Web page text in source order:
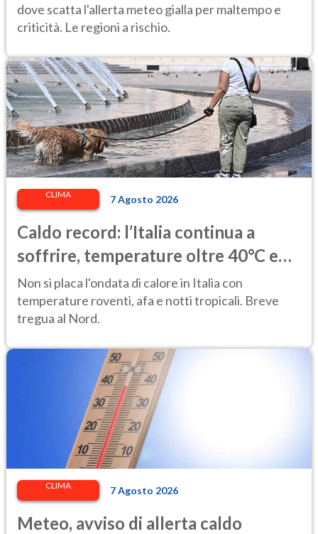
dove scatta l'allerta meteo gialla per maltempo e
criticità. Le regioni a rischio.
CLIMA 7 Agosto 2026
Caldo record: l’Italia continua a
soffrire, temperature oltre 40°C e
afa per altri 10 giorni
Non si placa l'ondata di calore in Italia con
temperature roventi, afa e notti tropicali. Breve
tregua al Nord.
CLIMA 7 Agosto 2026
Meteo, avviso di allerta caldo